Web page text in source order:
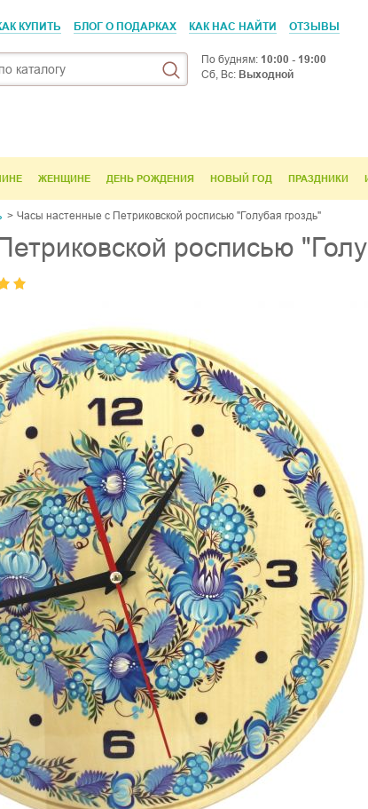
КУПИТЬ БЛОГ О ПОДАРКАХ КАК НАС НАЙТИ ОТЗЫВЫ
По будням: 10:00 - 19:00
Сб, Вс: Выходной
ЖЕНЩИНЕ ДЕНЬ РОЖДЕНИЯ НОВЫЙ ГОД ПРАЗДНИКИ
Часы настенные с Петриковской росписью "Голубая гроздь"
росписью